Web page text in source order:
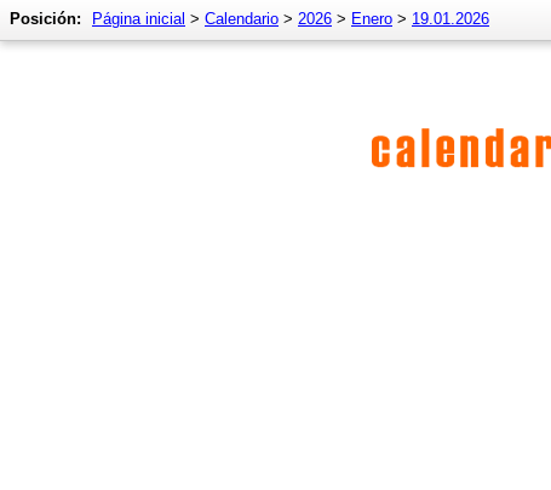
Posición: Página inicial > Calendario > 2026 > Enero > 19.01.2026